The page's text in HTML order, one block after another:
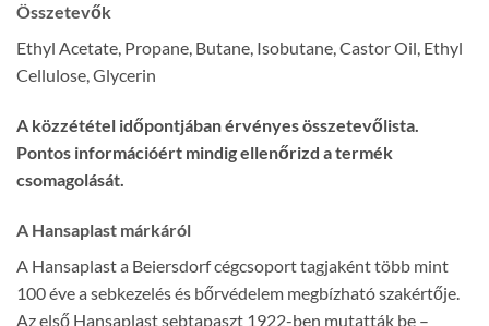
Összetevők
Ethyl Acetate, Propane, Butane, Isobutane, Castor Oil, Ethyl
Cellulose, Glycerin
A közzététel időpontjában érvényes összetevőlista.
Pontos információért mindig ellenőrizd a termék
csomagolását.
A Hansaplast márkáról
A Hansaplast a Beiersdorf cégcsoport tagjaként több mint
100 éve a sebkezelés és bőrvédelem megbízható szakértője.
Az első Hansaplast sebtapaszt 1922-ben mutatták be –